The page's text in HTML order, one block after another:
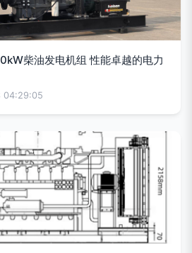
柴油发电机组 性能卓越的电力
04:29:05